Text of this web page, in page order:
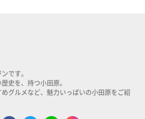
です。
史を、持つ小田原。
グルメなど、魅力いっぱいの小田原をご紹